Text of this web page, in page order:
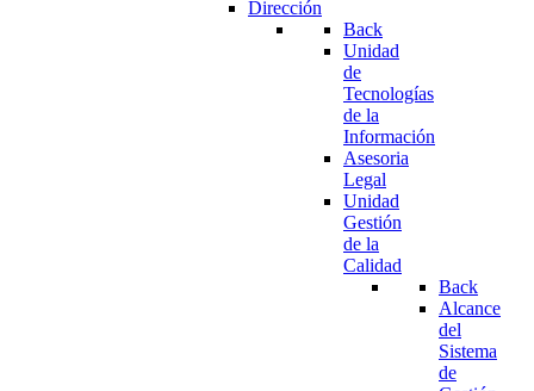
Dirección
Back
Unidad
de
Tecnologías
de la
Información
Asesoria
Legal
Unidad
Gestión
de la
Calidad
Back
Alcance
del
Sistema
de